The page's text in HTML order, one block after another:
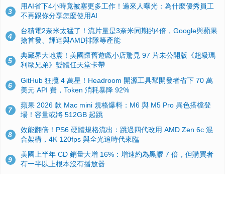
3
用AI省下4小時竟被塞更多工作！過來人曝光：為什麼優秀員工
不再跟你分享怎麼使用AI
4
台積電2奈米太猛了！流片量是3奈米同期的4倍，Google與蘋果
搶首發、輝達與AMD排隊等產能
5
典藏界大地震！美國懷舊遊戲小店驚見 97 片未公開版《超級瑪
利歐兄弟》變體任天堂卡帶
6
GitHub 狂攬 4 萬星！Headroom 開源工具幫開發者省下 70 萬
美元 API 費，Token 消耗暴降 92%
7
蘋果 2026 款 Mac mini 規格爆料：M6 與 M5 Pro 異色搭檔登
場！容量或將 512GB 起跳
8
效能翻倍！PS6 硬體規格流出：跳過四代改用 AMD Zen 6c 混
合架構，4K 120fps 與全光追時代來臨
9
美國上半年 CD 銷量大增 16%：增速約為黑膠 7 倍，但購買者
有一半以上根本沒有播放器